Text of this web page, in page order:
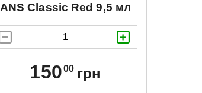
ANS Classic Red 9,5 мл
15000 грн